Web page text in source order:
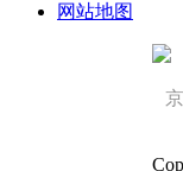
网站地图